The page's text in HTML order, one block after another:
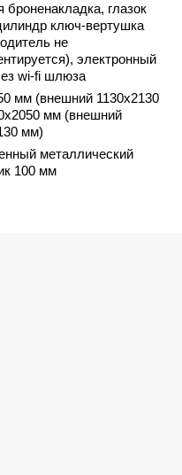
броненакладка, глазок
ключ-вертушка
не
электронный
wi-fi шлюза
мм (внешний 1130х2130
мм (внешний
мм)
металлический
100 мм